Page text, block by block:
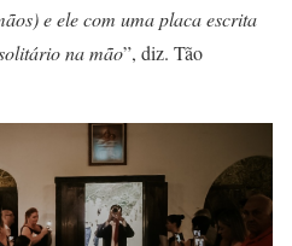
e ele com uma placa escrita
na mão”, diz. Tão